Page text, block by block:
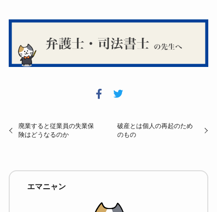
廃業すると従業員の失業保
険はどうなるのか
破産とは個人の再起のため
のもの
エマニャン